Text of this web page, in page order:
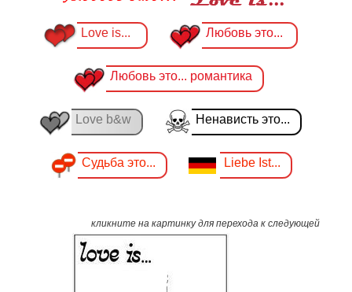
Love is... Любовь это...
Любовь это... романтика
Love b&w Ненависть это...
Судьба это... Liebe Ist...
кликните на картинку для перехода к следующей